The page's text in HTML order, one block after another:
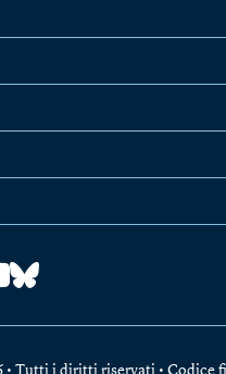
Tutti i diritti riservati • Codice